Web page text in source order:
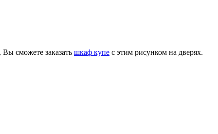
сможете заказать шкаф купе с этим рисунком на дверях.